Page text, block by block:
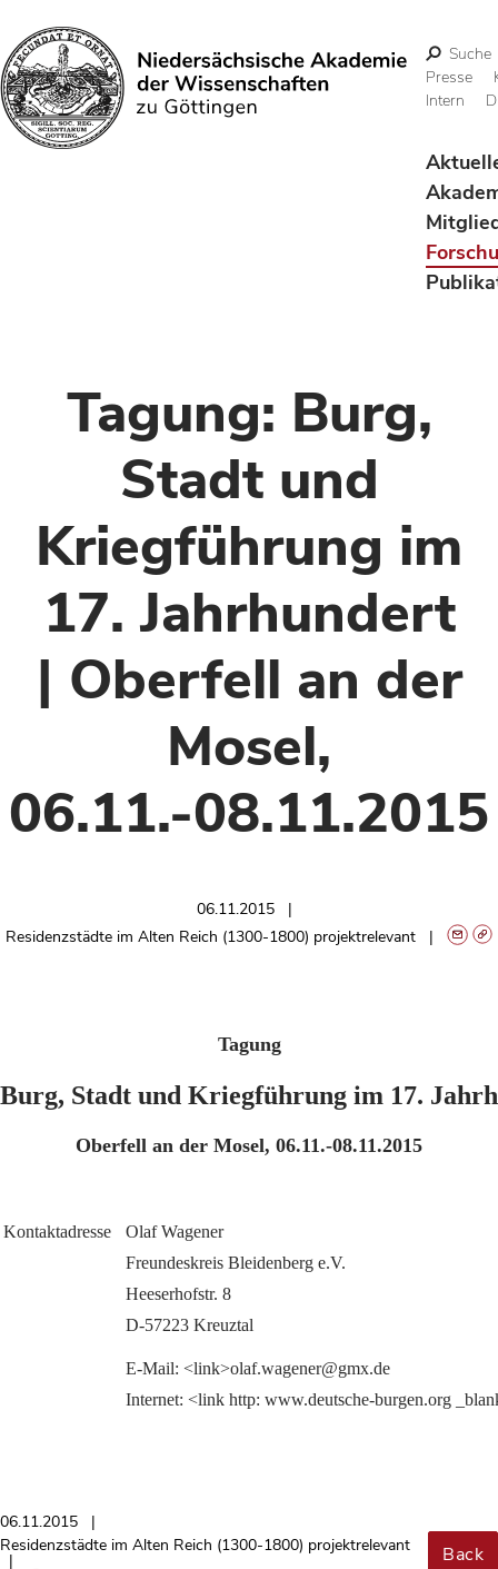
Suchen
Suche
Presse
Intern
Tagung: Burg,
Stadt und
Kriegführung im
17. Jahrhundert
| Oberfell an der
Mosel,
06.11.-08.11.2015
06.11.2015
Residenzstädte im Alten Reich (1300-1800) projektrelevant
Tagung
Burg, Stadt und Kriegführung im 17.
Oberfell an der Mosel, 06.11.-08.11.2015
Kontaktadresse
Olaf Wagener
Freundeskreis Bleidenberg e.V.
Heeserhofstr. 8
D-57223 Kreuztal
E-Mail: <link>olaf.wagener@gmx.de
Internet: <link http: www.deutsche-burgen.org
06.11.2015
Residenzstädte im Alten Reich (1300-1800) projektrelevant
Back